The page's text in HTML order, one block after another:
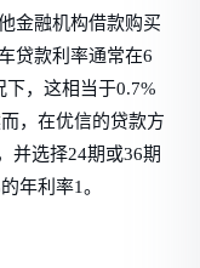
金融机构借款购买
贷款利率通常在6
，这相当于0.7%
，在优信的贷款方
并选择24期或36期
年利率1。